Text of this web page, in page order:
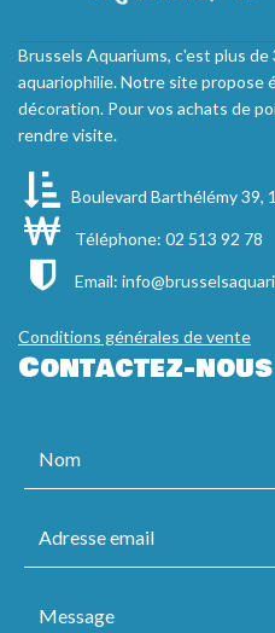
Brussels Aquariums, c'est plus de
aquariophilie. Notre site propose
décoration. Pour vos achats de
rendre visite.
Boulevard Barthélémy 39,
Téléphone: 02 513 92 78
Email:
Conditions générales de vente
Contactez-nous